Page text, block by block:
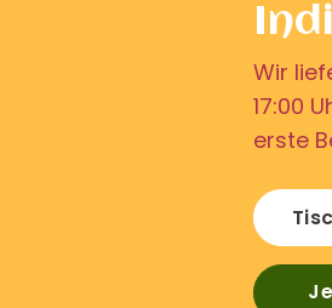
Wir
17:00
erste